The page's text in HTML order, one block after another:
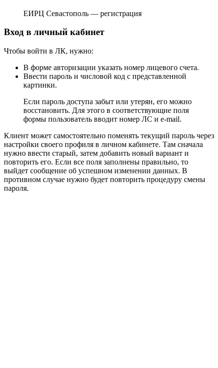
ЕИРЦ Севастополь — регистрация
Вход в личный кабинет
Чтобы войти в ЛК, нужно:
В форме авторизации указать номер лицевого счета.
Ввести пароль и числовой код с представленной
картинки.
Если пароль доступа забыт или утерян, его можно
восстановить. Для этого в соответствующие поля
формы пользователь вводит номер ЛС и e-mail.
Клиент может самостоятельно поменять текущий пароль через
настройки своего профиля в личном кабинете. Там сначала
нужно ввести старый, затем добавить новый вариант и
повторить его. Если все поля заполнены правильно, то
выйдет сообщение об успешном изменении данных. В
противном случае нужно будет повторить процедуру смены
пароля.